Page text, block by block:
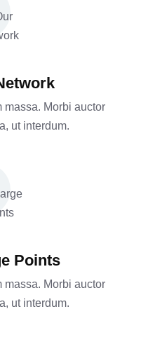
massa. Morbi auctor
ut interdum.
Points
massa. Morbi auctor
ut interdum.